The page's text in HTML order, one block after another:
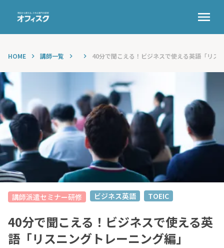
HOME keyboard_arrow_right 講師一覧 keyboard_arrow_right keyboard_arrow_right 40分で聞こえる！ビジネスで使える英語「リス
講師派遣セミナー研修 ビジネス英語 TOEIC
40分で聞こえる！ビジネスで使える英
語「リスニングトレーニング編」
menu